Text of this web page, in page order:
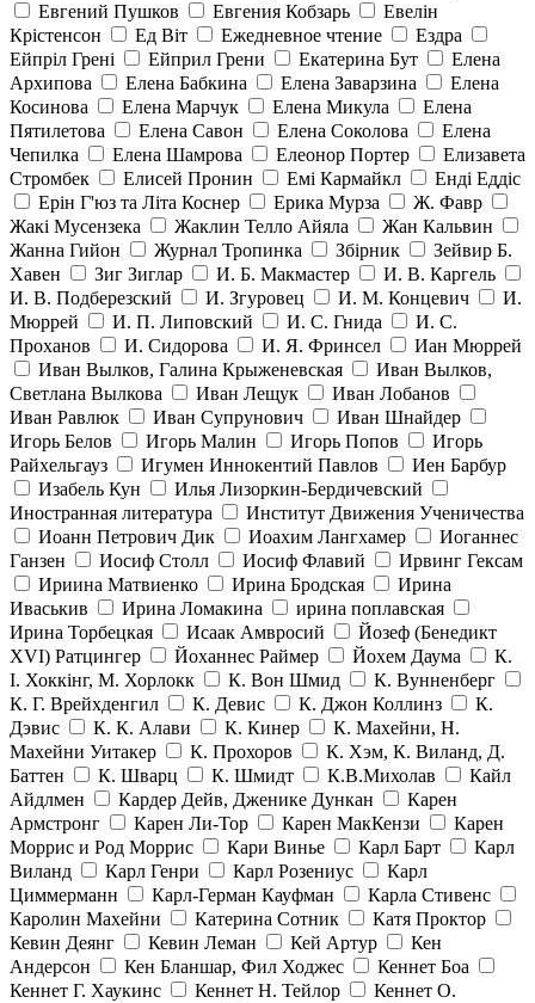
Евгений Пушков
Евгения Кобзарь
Евелін
Крістенсон
Ед Віт Ежедневное чтение
Ездра
Ейпріл Грені
Ейприл Грени Екатерина Бут
Елена
Архипова
Елена Бабкина Елена Заварзина
Елена
Косинова
Елена Марчук Елена Микула
Елена
Пятилетова
Елена Савон Елена Соколова
Елена
Чепилка
Елена Шамрова Елеонор Портер
Елизавета
Стромбек
Елисей Пронин Емі Кармайкл
Ендi Еддiс
Ерін Г'юз та Літа Коснер
Ерика Мурза
Ж. Фавр
Жакі Мусензека
Жаклин Телло Айяла
Жан Кальвин
Жанна Гийон
Журнал Тропинка Збірник
Зейвир Б.
Хавен
Зиг Зиглар И. Б. Макмастер
И. В. Каргель
И. В. Подберезский
И. Згуровец И. М. Концевич
И.
Мюррей
И. П. Липовский И. С. Гнида
И. С.
Проханов
И. Сидорова И. Я. Фринсел
Иан Мюррей
Иван Вылков, Галина Крыженевская
Иван Вылков,
Светлана Вылкова
Иван Лещук
Иван Лобанов
Иван Равлюк
Иван Супрунович
Иван Шнайдер
Игорь Белов
Игорь Малин Игорь Попов
Игорь
Райхельгауз
Игумен Иннокентий Павлов
Иен Барбур
Изабель Кун
Илья Лизоркин-Бердичевский
Иностранная литература
Институт Движения Ученичества
Иоанн Петрович Дик
Иоахим Лангхамер
Иоганнес
Ганзен
Иосиф Столл Иосиф Флавий
Ирвинг Гексам
Ириина Матвиенко
Ирина Бродская
Ирина
Иваськив
Ирина Ломакина
ирина поплавская
Ирина Торбецкая
Исаак Амвросий
Йозеф (Бенедикт
ХVI) Ратцингер
Йоханнес Раймер Йохем Даума
К.
І. Хоккінг, М. Хорлокк
К. Вон Шмид
К. Вунненберг
К. Г. Врейхденгил
К. Девис К. Джон Коллинз
К.
Дэвис
К. К. Алави К. Кинер
К. Махейни, Н.
Махейни Уитакер
К. Прохоров
К. Хэм, К. Виланд, Д.
Баттен
К. Шварц К. Шмидт К.В.Михолав
Кайл
Айдлмен
Кардер Дейв, Дженике Дункан
Карен
Армстронг
Карен Ли-Тор Карен МакКензи
Карен
Моррис и Род Моррис
Кари Винье Карл Барт
Карл
Виланд
Карл Генри Карл Розениус
Карл
Циммерманн
Карл-Герман Кауфман
Карла Стивенс
Каролин Махейни
Катерина Сотник
Катя Проктор
Кевин Деянг
Кевин Леман Кей Артур
Кен
Андерсон
Кен Бланшар, Фил Ходжес
Кеннет Боа
Кеннет Г. Хаукинс
Кеннет Н. Тейлор
Кеннет О.